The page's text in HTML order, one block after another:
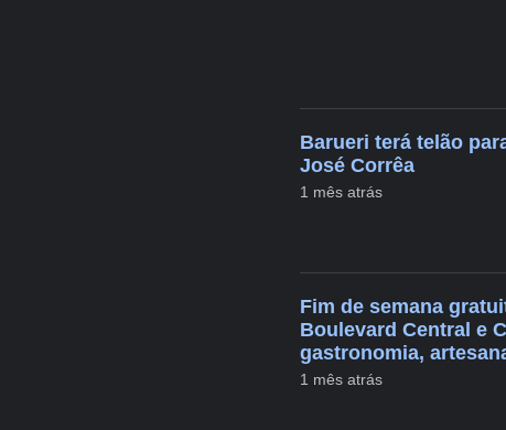
Barueri terá telão
José Corrêa
1 mês atrás
Fim de semana
Boulevard Central e
gastronomia,
1 mês atrás